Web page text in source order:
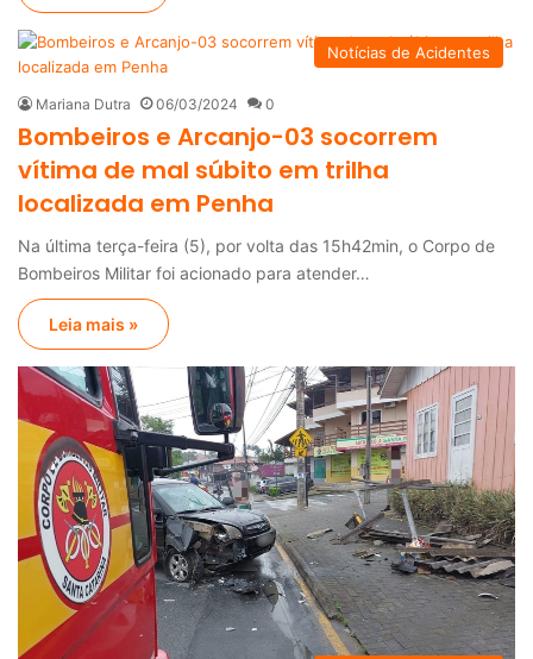
Notícias de Acidentes
Mariana Dutra 06/03/2024 0
Bombeiros e Arcanjo-03 socorrem
vítima de mal súbito em trilha
localizada em Penha
Na última terça-feira (5), por volta das 15h42min, o Corpo de
Bombeiros Militar foi acionado para atender…
Leia mais »